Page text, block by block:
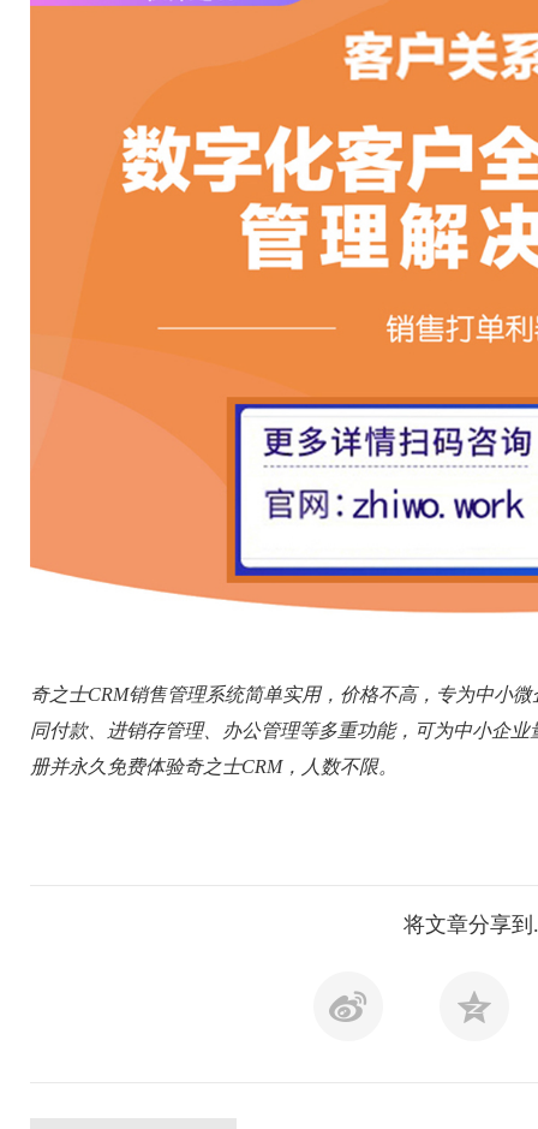
奇之士CRM销售管理系统简单实用，价格不高，专为中小
同付款、进销存管理、办公管理等多重功能，可为中小企
册并永久免费体验奇之士CRM，人数不限。
将文章分享到